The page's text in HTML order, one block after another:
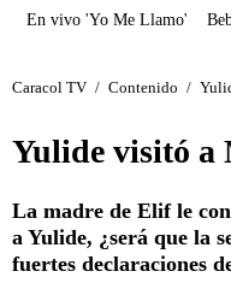
En vivo 'Yo Me Llamo'
Caracol TV / Contenido /
Yulide visitó a
La madre de Elif le
a Yulide, ¿será que la
fuertes declaraciones